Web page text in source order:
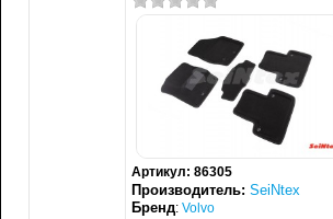
Артикул: 86305
Производитель: SeiNtex
Бренд: Volvo